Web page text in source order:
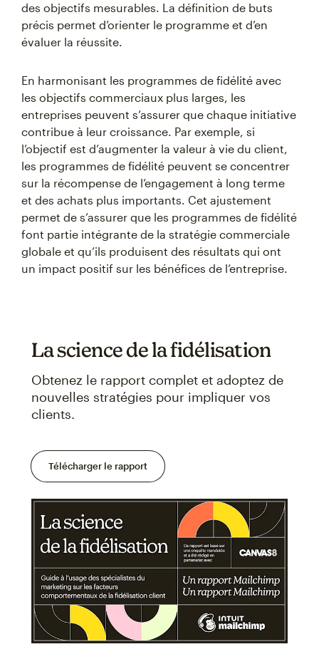
des objectifs mesurables. La définition de buts
précis permet d’orienter le programme et d’en
évaluer la réussite.
En harmonisant les programmes de fidélité avec
les objectifs commerciaux plus larges, les
entreprises peuvent s’assurer que chaque initiative
contribue à leur croissance. Par exemple, si
l’objectif est d’augmenter la valeur à vie du client,
les programmes de fidélité peuvent se concentrer
sur la récompense de l’engagement à long terme
et des achats plus importants. Cet ajustement
permet de s’assurer que les programmes de fidélité
font partie intégrante de la stratégie commerciale
globale et qu’ils produisent des résultats qui ont
un impact positif sur les bénéfices de l’entreprise.
La science de la fidélisation
Obtenez le rapport complet et adoptez de
nouvelles stratégies pour impliquer vos
clients.
Télécharger le rapport